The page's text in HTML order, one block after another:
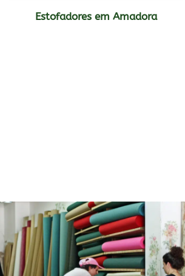
Estofadores em Amadora